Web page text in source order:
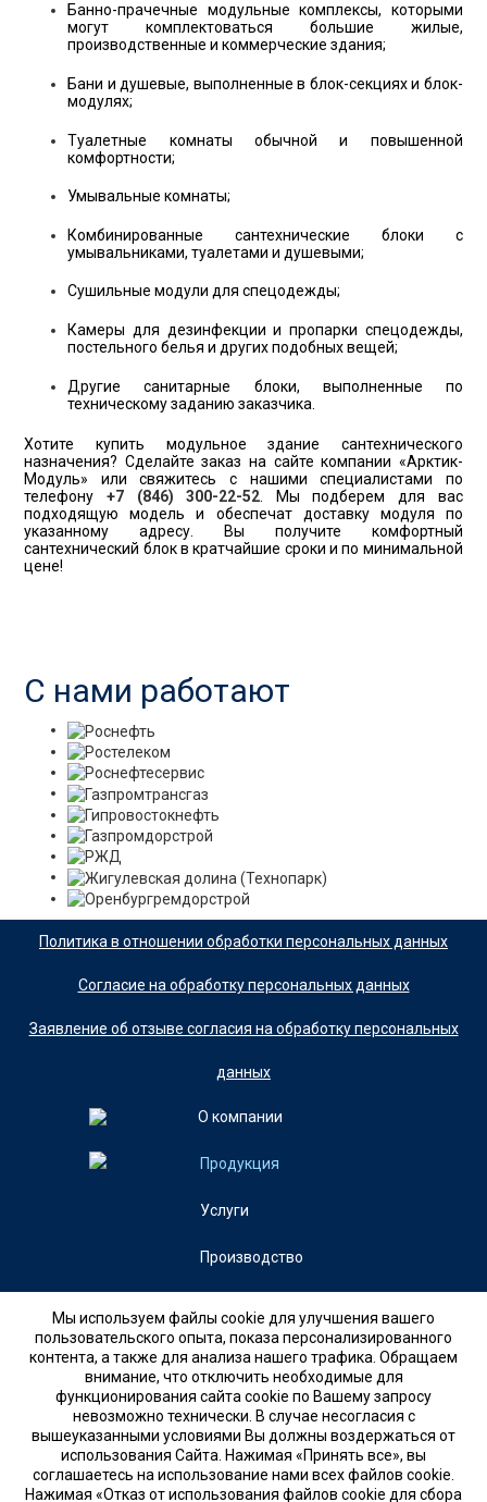
Банно-прачечные модульные комплексы, которыми
могут комплектоваться большие жилые,
производственные и коммерческие здания;
Бани и душевые, выполненные в блок-секциях и блок-
модулях;
Туалетные комнаты обычной и повышенной
комфортности;
Умывальные комнаты;
Комбинированные сантехнические блоки с
умывальниками, туалетами и душевыми;
Сушильные модули для спецодежды;
Камеры для дезинфекции и пропарки спецодежды,
постельного белья и других подобных вещей;
Другие санитарные блоки, выполненные по
техническому заданию заказчика.
Хотите купить модульное здание сантехнического
назначения? Сделайте заказ на сайте компании «Арктик-
Модуль» или свяжитесь с нашими специалистами по
телефону +7 (846) 300-22-52. Мы подберем для вас
подходящую модель и обеспечат доставку модуля по
указанному адресу. Вы получите комфортный
сантехнический блок в кратчайшие сроки и по минимальной
цене!
С нами работают
Мы используем файлы cookie для улучшения вашего
пользовательского опыта, показа персонализированного
контента, а также для анализа нашего трафика. Обращаем
внимание, что отключить необходимые для
функционирования сайта cookie по Вашему запросу
невозможно технически. В случае несогласия с
вышеуказанными условиями Вы должны воздержаться от
использования Сайта. Нажимая «Принять все», вы
соглашаетесь на использование нами всех файлов cookie.
Нажимая «Отказ от использования файлов cookie для сбора
Политика в отношении обработки персональных данных
Согласие на обработку персональных данных
Заявление об отзыве согласия на обработку персональных
данных
О компании
Продукция
Услуги
Производство
+7 (846)
8 (800) 700-23-41
Заказать звонок